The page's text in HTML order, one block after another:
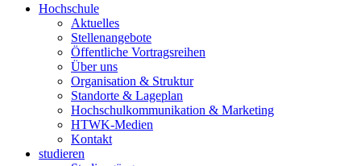
Hochschule
Aktuelles
Stellenangebote
Öffentliche Vortragsreihen
Über uns
Organisation & Struktur
Standorte & Lageplan
Hochschulkommunikation & Marketing
HTWK-Medien
Kontakt
studieren